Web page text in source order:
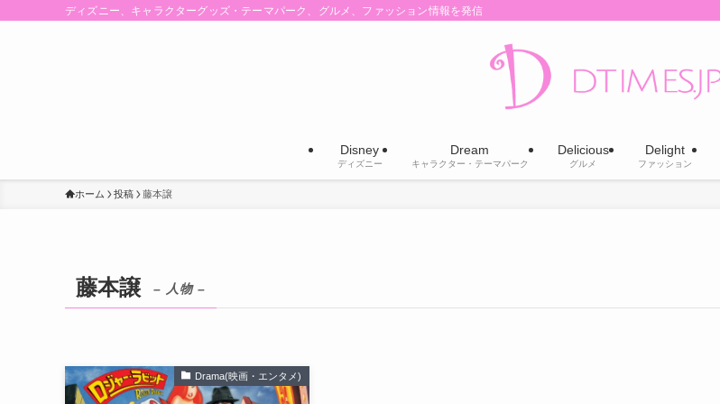
ディズニー、キャラクターグッズ・テーマパーク、グルメ、ファッション情報を発信
Disney
ディズニー
Dream
キャラクター・テーマパーク
Delicious
グルメ
Delight
ファッション
ホーム 投稿 藤本譲
藤本譲 – 人物 –
Drama(映画・エンタメ)